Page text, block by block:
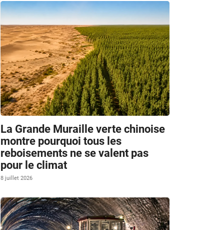
La Grande Muraille verte chinoise
montre pourquoi tous les
reboisements ne se valent pas
pour le climat
8 juillet 2026